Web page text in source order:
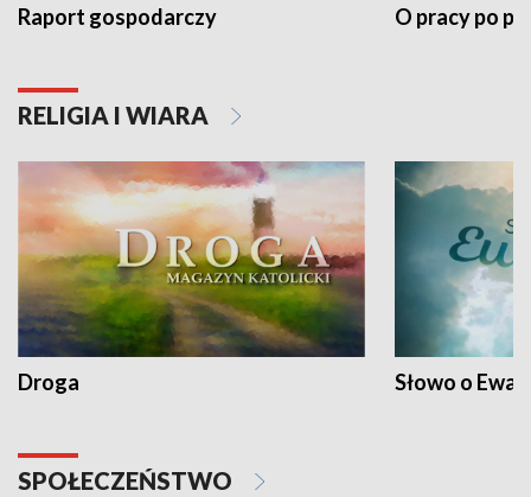
Raport gospodarczy O pracy po
RELIGIA I WIARA
Droga Słowo o
SPOŁECZEŃSTWO